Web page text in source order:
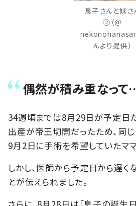
息子さんと妹さ
②（＠
んより提供）
偶然が積み重なって
34週頃までは8月29日が予定日
出産が帝王切開だったため、同
9月2日に手術を希望していたママ
しかし、医師から予定日から遅く
とが伝えられました。